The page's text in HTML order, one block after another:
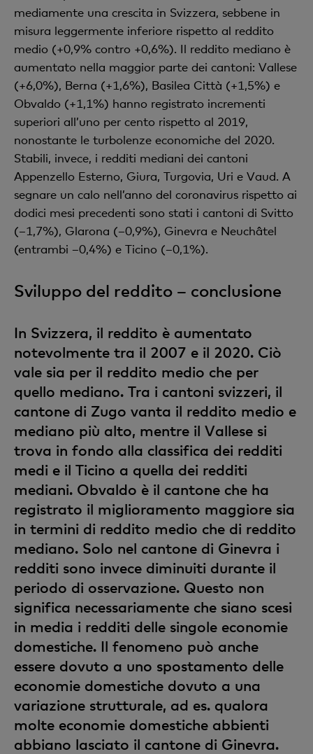
mediamente una crescita in Svizzera, sebbene in
misura leggermente inferiore rispetto al reddito
medio (+0,9% contro +0,6%). Il reddito mediano è
aumentato nella maggior parte dei cantoni: Vallese
(+6,0%), Berna (+1,6%), Basilea Città (+1,5%) e
Obvaldo (+1,1%) hanno registrato incrementi
superiori all’uno per cento rispetto al 2019,
nonostante le turbolenze economiche del 2020.
Stabili, invece, i redditi mediani dei cantoni
Appenzello Esterno, Giura, Turgovia, Uri e Vaud. A
segnare un calo nell’anno del coronavirus rispetto ai
dodici mesi precedenti sono stati i cantoni di Svitto
(–1,7%), Glarona (–0,9%), Ginevra e Neuchâtel
(entrambi –0,4%) e Ticino (–0,1%).
Sviluppo del reddito – conclusione
In Svizzera, il reddito è aumentato
notevolmente tra il 2007 e il 2020. Ciò
vale sia per il reddito medio che per
quello mediano. Tra i cantoni svizzeri, il
cantone di Zugo vanta il reddito medio e
mediano più alto, mentre il Vallese si
trova in fondo alla classifica dei redditi
medi e il Ticino a quella dei redditi
mediani. Obvaldo è il cantone che ha
registrato il miglioramento maggiore sia
in termini di reddito medio che di reddito
mediano. Solo nel cantone di Ginevra i
redditi sono invece diminuiti durante il
periodo di osservazione. Questo non
significa necessariamente che siano scesi
in media i redditi delle singole economie
domestiche. Il fenomeno può anche
essere dovuto a uno spostamento delle
economie domestiche dovuto a una
variazione strutturale, ad es. qualora
molte economie domestiche abbienti
abbiano lasciato il cantone di Ginevra.